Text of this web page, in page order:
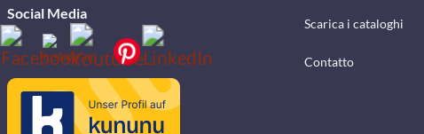
Social Media
Scarica i cataloghi
Contatto